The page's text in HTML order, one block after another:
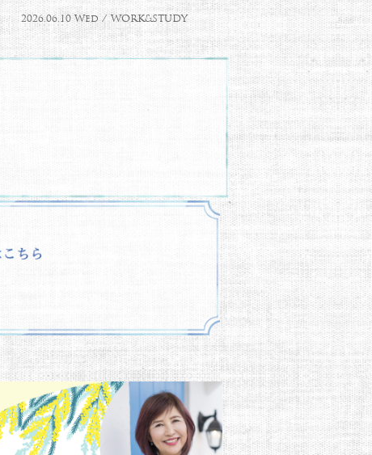
2026.06.10 Wed / WORK&STUDY